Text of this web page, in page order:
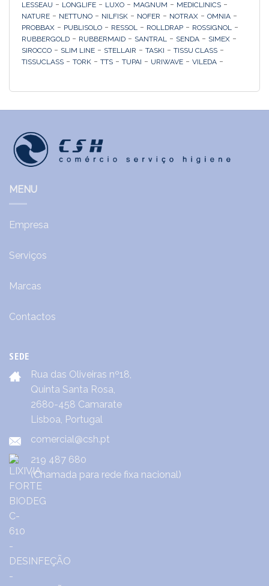
LESSEAU - LONGLIFE - LUXO - MAGNUM - MEDICLINICS -
NATURE - NETTUNO - NILFISK - NOFER - NOTRAX - OMNIA -
PROBBAX - PUBLISOLO - RESSOL - ROLLDRAP - ROSSIGNOL -
RUBBERGOLD - RUBBERMAID - SANTRAL - SENDA - SIMEX -
SIROCCO - SLIM LINE - STELLAIR - TASKI - TISSU CLASS -
TISSUCLASS - TORK - TTS - TUPAI - URIWAVE - VILEDA -
MENU
Empresa
Serviços
Marcas
Contactos
SEDE
Rua das Oliveiras nº18,
Quinta Santa Rosa,
2680-458 Camarate
Lisboa, Portugal
comercial@csh.pt
219 487 680
(Chamada para rede fixa nacional)